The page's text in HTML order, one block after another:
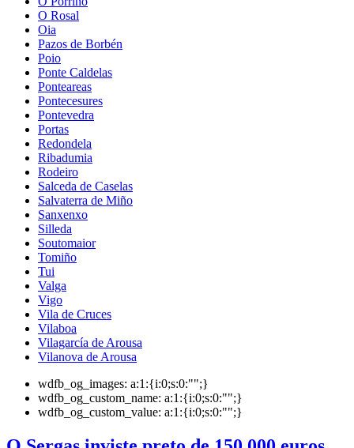
O Rosal
Oia
Pazos de Borbén
Poio
Ponte Caldelas
Ponteareas
Pontecesures
Pontevedra
Portas
Redondela
Ribadumia
Rodeiro
Salceda de Caselas
Salvaterra de Miño
Sanxenxo
Silleda
Soutomaior
Tomiño
Tui
Valga
Vigo
Vila de Cruces
Vilaboa
Vilagarcía de Arousa
Vilanova de Arousa
wdfb_og_images: a:1:{i:0;s:0:"";}
wdfb_og_custom_name: a:1:{i:0;s:0:"";}
wdfb_og_custom_value: a:1:{i:0;s:0:"";}